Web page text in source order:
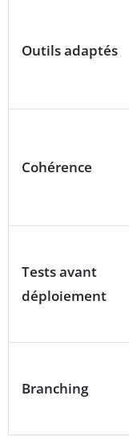
Outils adaptés
Cohérence
Tests avant
déploiement
Branching